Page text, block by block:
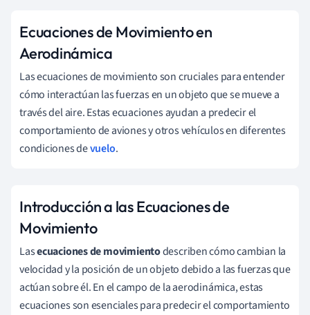
Ecuaciones de Movimiento en
Aerodinámica
Las ecuaciones de movimiento son cruciales para entender
cómo interactúan las fuerzas en un objeto que se mueve a
través del aire. Estas ecuaciones ayudan a predecir el
comportamiento de aviones y otros vehículos en diferentes
condiciones devuelo.
Introducción a las Ecuaciones de
Movimiento
Lasecuaciones de movimientodescriben cómo cambian la
velocidad y la posición de un objeto debido a las fuerzas que
actúan sobre él. En el campo de la aerodinámica, estas
ecuaciones son esenciales para predecir el comportamiento